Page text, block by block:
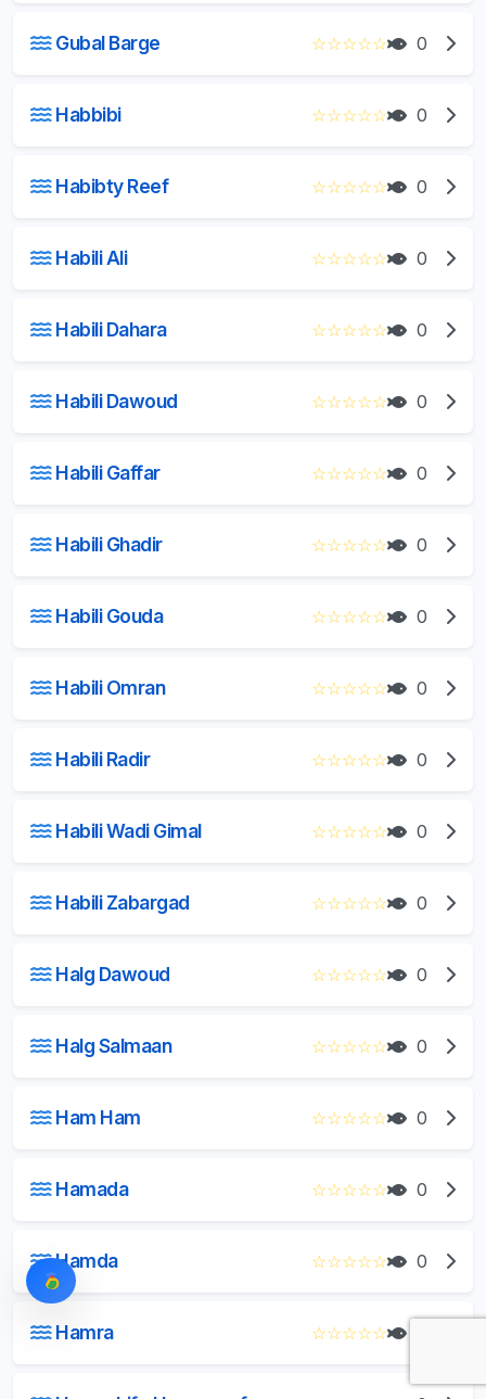
Gubal Barge ☆☆☆☆☆ 0
Habbibi ☆☆☆☆☆ 0
Habibty Reef ☆☆☆☆☆ 0
Habili Ali ☆☆☆☆☆ 0
Habili Dahara ☆☆☆☆☆ 0
Habili Dawoud ☆☆☆☆☆ 0
Habili Gaffar ☆☆☆☆☆ 0
Habili Ghadir ☆☆☆☆☆ 0
Habili Gouda ☆☆☆☆☆ 0
Habili Omran ☆☆☆☆☆ 0
Habili Radir ☆☆☆☆☆ 0
Habili Wadi Gimal ☆☆☆☆☆ 0
Habili Zabargad ☆☆☆☆☆ 0
Halg Dawoud ☆☆☆☆☆ 0
Halg Salmaan ☆☆☆☆☆ 0
Ham Ham ☆☆☆☆☆ 0
Hamada ☆☆☆☆☆ 0
Hamda ☆☆☆☆☆ 0
Hamra ☆☆☆☆☆